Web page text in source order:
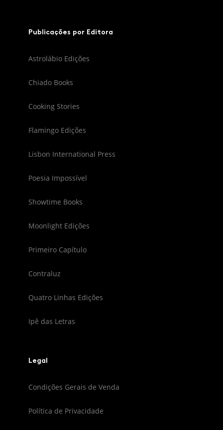
Publicações por Editora
Astrolábio Edições
Chiado Books
Cooking Stories
Flamingo Edições
Lisbon International Press
Poesia Impossível
Showtime Books
Moonlight Edições
Primeiro Capítulo
Contraluz
Quatro Linhas Edições
Ipê das Letras
Legal
Condições Gerais de Venda
Política de Privacidade